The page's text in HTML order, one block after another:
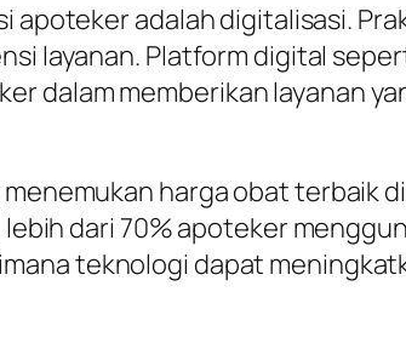
adalah digitalisasi.
layanan. Platform digital
dalam memberikan layanan
harga obat terbaik
dari 70% apoteker
teknologi dapat